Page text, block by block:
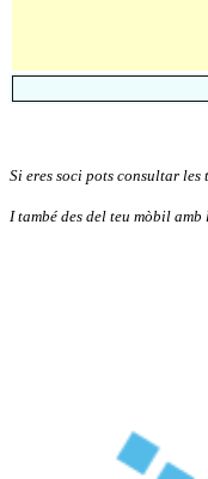
Si eres soci pots consultar
I també des del teu mòbil